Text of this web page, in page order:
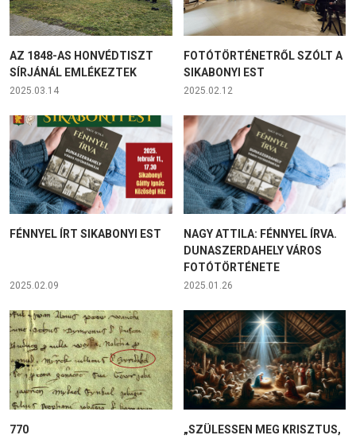
AZ 1848-AS HONVÉDTISZT
SÍRJÁNÁL EMLÉKEZTEK
2025.03.14
FOTÓTÖRTÉNETRŐL SZÓLT A
SIKABONYI EST
2025.02.12
FÉNNYEL ÍRT SIKABONYI EST
2025.02.09
NAGY ATTILA: FÉNNYEL ÍRVA.
DUNASZERDAHELY VÁROS
FOTÓTÖRTÉNETE
2025.01.26
770
„SZÜLESSEN MEG KRISZTUS,